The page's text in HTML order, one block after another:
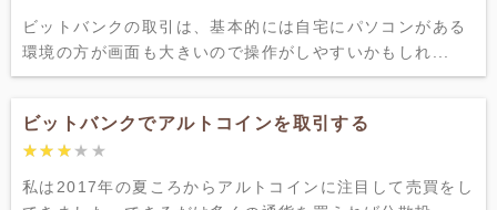
ビットバンクの取引は、基本的には自宅にパソコンがある
環境の方が画面も大きいので操作がしやすいかもしれ...
ビットバンクでアルトコインを取引する
★★★★★
★★★★★
私は2017年の夏ころからアルトコインに注目して売買をし